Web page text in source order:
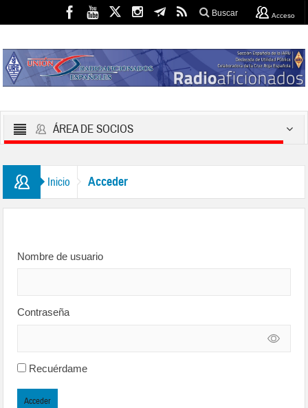
Buscar Acceso
ÁREA DE SOCIOS
Inicio Acceder
Nombre de usuario
Contraseña
Recuérdame
Acceder